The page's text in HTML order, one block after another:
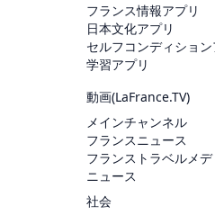
フランス情報アプリ
日本文化アプリ
セルフコンディション
学習アプリ
動画(LaFrance.TV)
メインチャンネル
フランスニュース
フランストラベルメ
ニュース
社会